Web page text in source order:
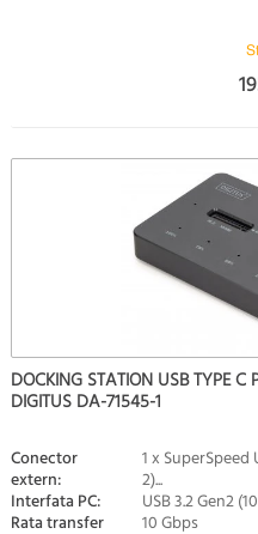
DOCKING STATION USB TYPE
DIGITUS DA-71545-1
Conector
extern:
1 x SuperSpeed
2)...
Interfata PC: USB 3.2 Gen2
Rata transfer
10 Gbps